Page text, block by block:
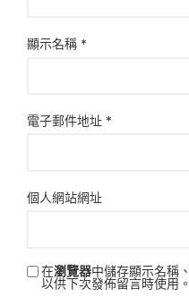
顯示名稱 *
電子郵件地址 *
個人網站網址
在瀏覽器中儲存顯示名稱
以供下次發佈留言時使用。